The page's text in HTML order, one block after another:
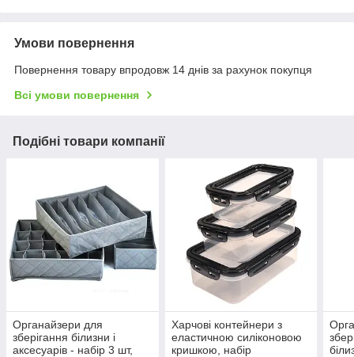
Умови повернення
Повернення товару впродовж 14 днів за рахунок покупця
Всі умови повернення
Подібні товари компанії
Органайзери для
зберігання білизни і
аксесуарів - набір 3 шт,
Харчові контейнери з
еластичною силіконовою
кришкою, набір